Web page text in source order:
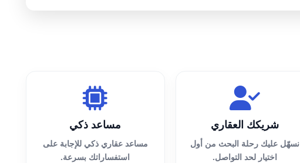
شريكك العقاري
نسهّل عليك رحلة البحث من أول
اختيار لحد التواصل.
مساعد ذكي
مساعد عقاري ذكي للإجابة على
استفساراتك بسرعة.